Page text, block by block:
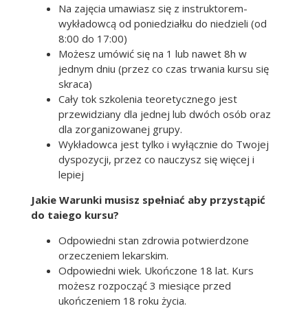
Na zajęcia umawiasz się z instruktorem-
wykładowcą od poniedziałku do niedzieli (od
8:00 do 17:00)
Możesz umówić się na 1 lub nawet 8h w
jednym dniu (przez co czas trwania kursu się
skraca)
Cały tok szkolenia teoretycznego jest
przewidziany dla jednej lub dwóch osób oraz
dla zorganizowanej grupy.
Wykładowca jest tylko i wyłącznie do Twojej
dyspozycji, przez co nauczysz się więcej i
lepiej
Jakie Warunki musisz spełniać aby przystąpić
do taiego kursu?
Odpowiedni stan zdrowia potwierdzone
orzeczeniem lekarskim.
Odpowiedni wiek. Ukończone 18 lat. Kurs
możesz rozpocząć 3 miesiące przed
ukończeniem 18 roku życia.